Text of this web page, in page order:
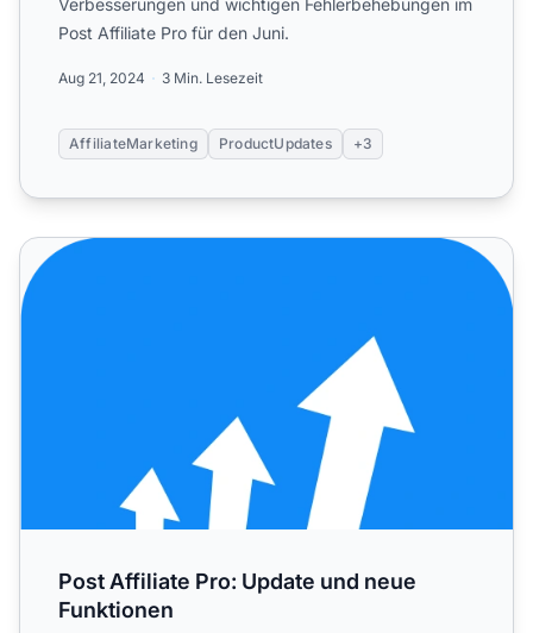
Post Affiliate Pro für den Juni.
Aug 21, 2024 3 Min. Lesezeit
AffiliateMarketing ProductUpdates +3
Post Affiliate Pro: Update und neue Funktionen
Post Affiliate Pro: Update und neue
Funktionen